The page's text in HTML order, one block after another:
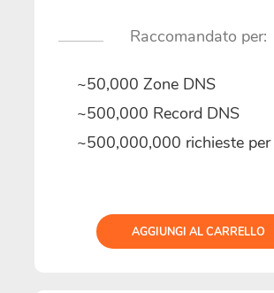
Raccomandato per:
~50,000 Zone DNS
~500,000 Record DNS
~500,000,000 richieste
AGGIUNGI AL CARRELLO